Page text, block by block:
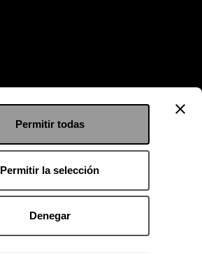
Permitir todas
Permitir la selección
Denegar